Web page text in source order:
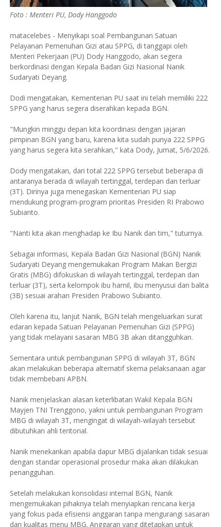
Foto : Menteri PU, Dody Hanggodo
matacelebes - Menyikapi soal Pembangunan Satuan
Pelayanan Pemenuhan Gizi atau SPPG, di tanggapi oleh
Menteri Pekerjaan (PU) Dody Hanggodo, akan segera
berkordinasi dengan Kepala Badan Gizi Nasional Nanik
Sudaryati Deyang.
Dodi mengatakan, Kementerian PU saat ini telah memiliki 222
SPPG yang harus segera diserahkan kepada BGN.
"Mungkin minggu depan kita koordinasi dengan jajaran
pimpinan BGN yang baru, karena kita sudah punya 222 SPPG
yang harus segera kita serahkan," kata Dody, Jumat, 5/6/2026.
Dody mengatakan, dari total 222 SPPG tersebut beberapa di
antaranya berada di wilayah tertinggal, terdepan dan terluar
(3T). Dirinya juga menegaskan Kementerian PU siap
mendukung program-program prioritas Presiden RI Prabowo
Subianto.
"Nanti kita akan menghadap ke Ibu Nanik dan tim," tuturnya.
Sebagai informasi, Kepala Badan Gizi Nasional (BGN) Nanik
Sudaryati Deyang mengemukakan Program Makan Bergizi
Gratis (MBG) difokuskan di wilayah tertinggal, terdepan dan
terluar (3T), serta kelompok ibu hamil, ibu menyusui dan balita
(3B) sesuai arahan Presiden Prabowo Subianto.
Oleh karena itu, lanjut Nanik, BGN telah mengeluarkan surat
edaran kepada Satuan Pelayanan Pemenuhan Gizi (SPPG)
yang tidak melayani sasaran MBG 3B akan ditangguhkan.
Sementara untuk pembangunan SPPG di wilayah 3T, BGN
akan melakukan beberapa alternatif skema pelaksanaan agar
tidak membebani APBN.
Nanik menjelaskan alasan keterlibatan Wakil Kepala BGN
Mayjen TNI Trenggono, yakni untuk pembangunan Program
MBG di wilayah 3T, mengingat di wilayah-wilayah tersebut
dibutuhkan ahli teritorial.
Nanik menekankan apabila dapur MBG dijalankan tidak sesuai
dengan standar operasional prosedur maka akan dilakukan
penangguhan.
Setelah melakukan konsolidasi internal BGN, Nanik
mengemukakan pihaknya telah menyiapkan rencana kerja
yang fokus pada efisiensi anggaran tanpa mengurangi sasaran
dan kualitas menu MBG. Anggaran yang ditetapkan untuk